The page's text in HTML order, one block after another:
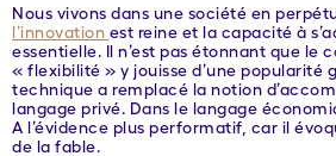
Nous vivons dans une société en
l’innovation est reine et la capacité à
essentielle. Il n’est pas étonnant que le
« flexibilité » y jouisse d’une popularité
technique a remplacé la notion
langage privé. Dans le langage
A l’évidence plus performatif, car il
de la fable.